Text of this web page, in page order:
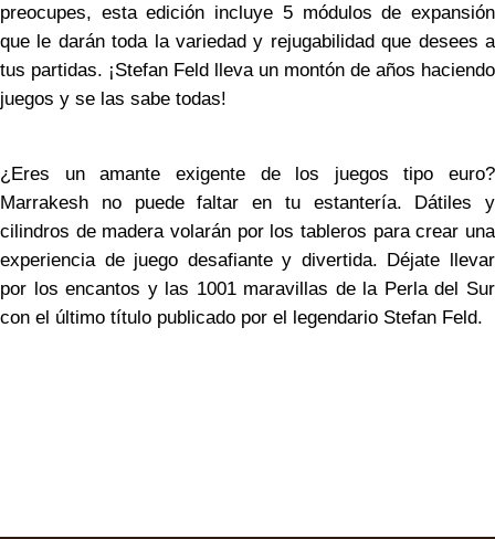
preocupes, esta edición incluye 5 módulos de expansión
que le darán toda la variedad y rejugabilidad que desees a
tus partidas. ¡Stefan Feld lleva un montón de años haciendo
juegos y se las sabe todas!
¿Eres un amante exigente de los juegos tipo euro?
Marrakesh no puede faltar en tu estantería. Dátiles y
cilindros de madera volarán por los tableros para crear una
experiencia de juego desafiante y divertida. Déjate llevar
por los encantos y las 1001 maravillas de la Perla del Sur
con el último título publicado por el legendario Stefan Feld.